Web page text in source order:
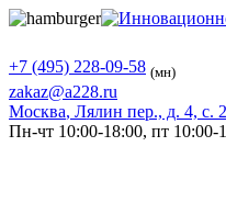
+7 (495) 228-09-58 (мн)
zakaz@a228.ru
Москва, Лялин пер., д. 4, с. 2
Пн-чт 10:00-18:00, пт 10:00-